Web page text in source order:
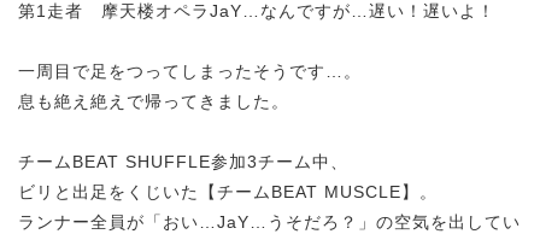
第1走者 摩天楼オペラJaY…なんですが…遅い！遅いよ！
一周目で足をつってしまったそうです…。
息も絶え絶えで帰ってきました。
チームBEAT SHUFFLE参加3チーム中、
ビリと出足をくじいた【チームBEAT MUSCLE】。
ランナー全員が「おい…JaY…うそだろ？」の空気を出してい